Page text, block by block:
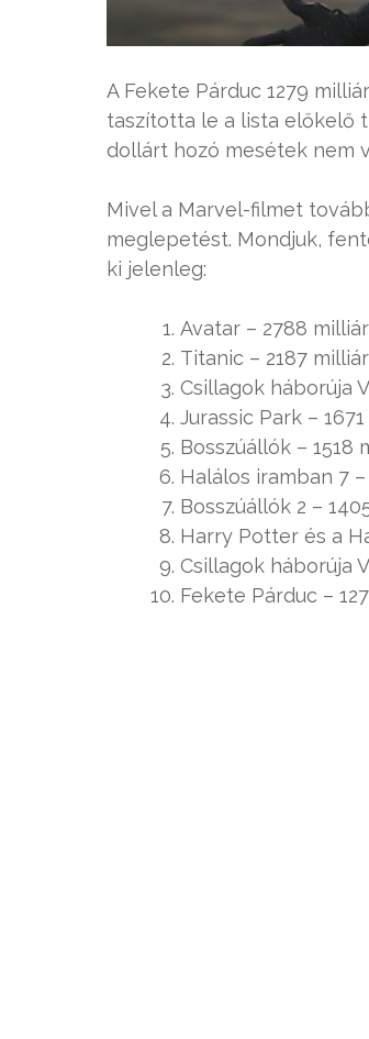
A Fekete Párduc 1279
taszította le a lista előkelő
dollárt hozó mesétek nem
Mivel a Marvel-filmet
meglepetést. Mondjuk,
ki jelenleg:
Avatar – 2788
Titanic – 2187
Csillagok háborúja
Jurassic Park –
Bosszúállók – 1518
Halálos iramban 7
Bosszúállók 2 –
Harry Potter és a
Csillagok háborúja
Fekete Párduc –